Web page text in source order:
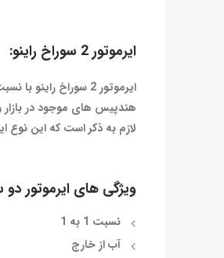
ایرموتور 2 سوراخ راینو:
هندپیس های موجود در
لازم به ذکر است که این
ویژگی های ایرموتور دو
نسبت 1 به 1
آب از خارج